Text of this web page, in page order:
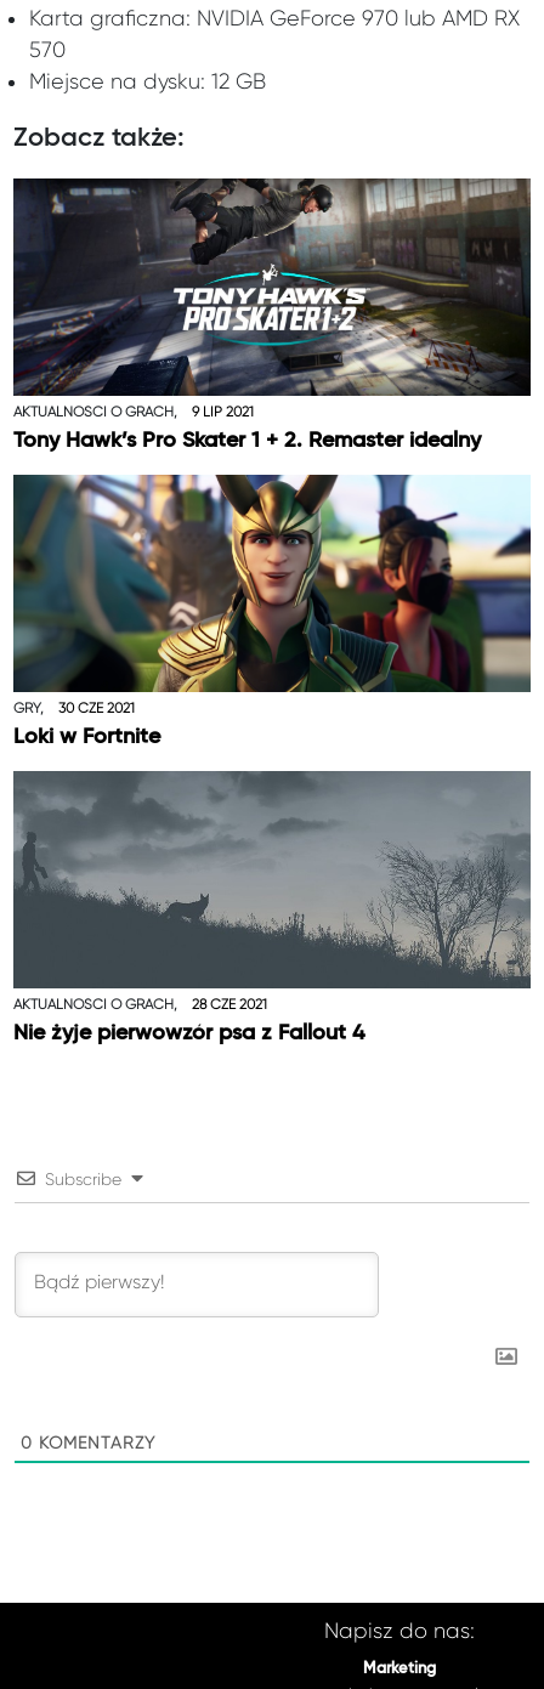
Karta graficzna: NVIDIA GeForce 970 lub AMD RX
570
Miejsce na dysku: 12 GB
Zobacz także:
AKTUALNOŚCI O GRACH, 9 LIP 2021
Tony Hawk’s Pro Skater 1 + 2. Remaster idealny
GRY, 30 CZE 2021
Loki w Fortnite
AKTUALNOŚCI O GRACH, 28 CZE 2021
Nie żyje pierwowzór psa z Fallout 4
Subscribe
0 KOMENTARZY
Napisz do nas:
Marketing